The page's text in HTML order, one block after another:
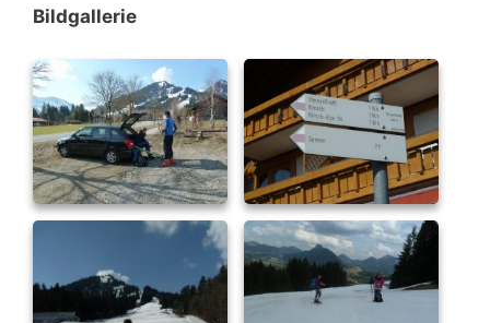
Bildgallerie